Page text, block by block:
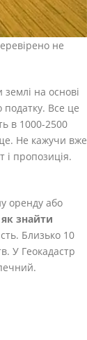
не
на основі
податку. Все це
в 1000-2500
Не кажучи вже
і пропозиція.
оренду або
як знайти
Близько 10
У Геокадастр